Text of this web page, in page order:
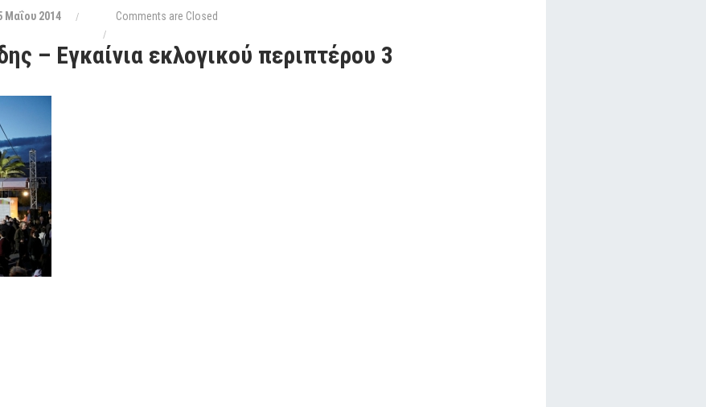
το αίσθημα
του Δημοτικού
Μαΐου 2014 Comments are Closed
– Εγκαίνια εκλογικού περιπτέρου 3